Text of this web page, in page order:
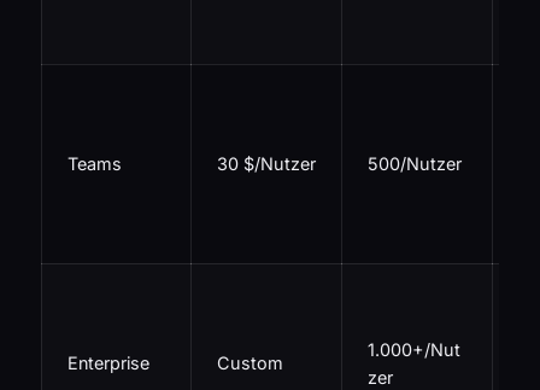
Teams 30 $/Nutzer 500/Nutzer
Enterprise Custom
1.000+/Nut
zer